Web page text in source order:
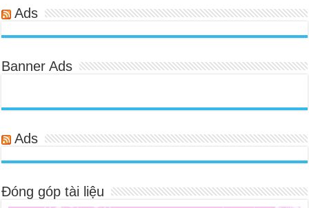
Ads
Banner Ads
Ads
Đóng góp tài liệu